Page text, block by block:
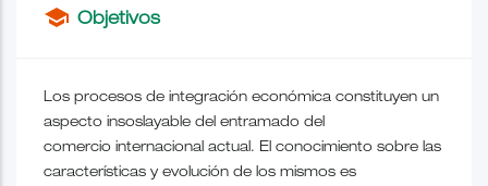
school Objetivos
Los procesos de integración económica constituyen un
aspecto insoslayable del entramado del
comercio internacional actual. El conocimiento sobre las
características y evolución de los mismos es